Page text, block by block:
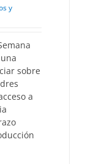
y
sobre
a